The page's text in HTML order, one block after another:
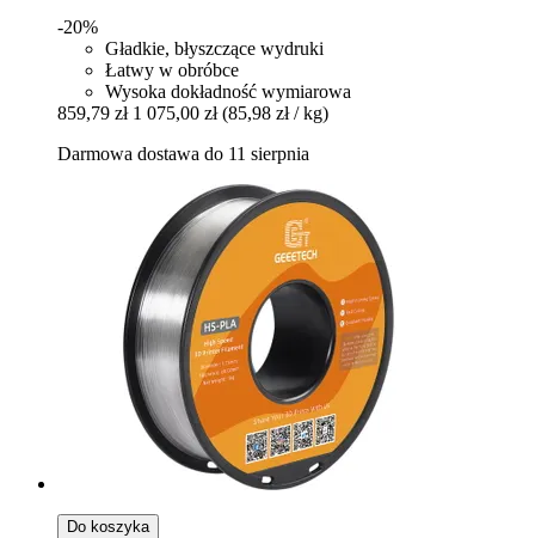
-20%
Gładkie, błyszczące wydruki
Łatwy w obróbce
Wysoka dokładność wymiarowa
859,79 zł 1 075,00 zł (85,98 zł / kg)
Darmowa dostawa do 11 sierpnia
Do koszyka